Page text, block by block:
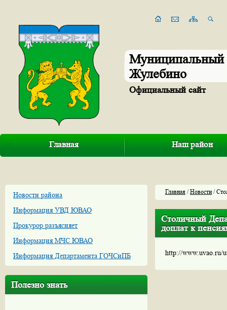
Муниципальный
Жулебино
Официальный сайт
Главная Наш район
Новости района
Информация УВД ЮВАО
Прокурор разъясняет
Информация МЧС ЮВАО
Информация Департамента ГОЧСиПБ
Полезно знать
Главная /Новости/
Столичный
доплат к
http://www.uvao.ru/